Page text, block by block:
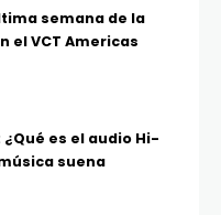
semana de la
el VCT Americas
¿Qué es el audio Hi-
suena